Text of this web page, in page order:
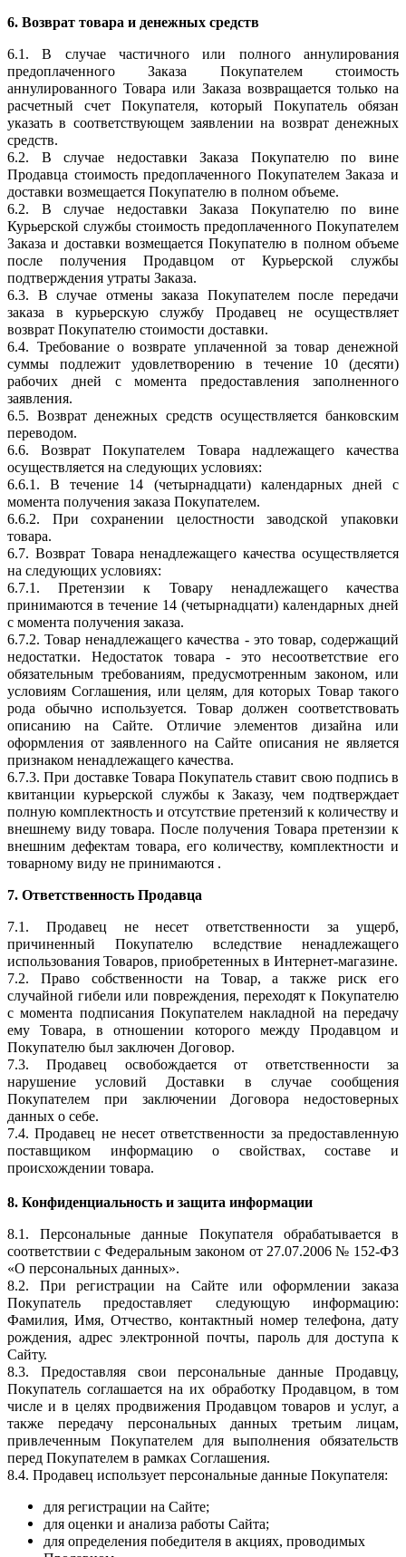
6. Возврат товара и денежных средств
6.1. В случае частичного или полного аннулирования
предоплаченного Заказа Покупателем стоимость
аннулированного Товара или Заказа возвращается только на
расчетный счет Покупателя, который Покупатель обязан
указать в соответствующем заявлении на возврат денежных
средств.
6.2. В случае недоставки Заказа Покупателю по вине
Продавца стоимость предоплаченного Покупателем Заказа и
доставки возмещается Покупателю в полном объеме.
6.2. В случае недоставки Заказа Покупателю по вине
Курьерской службы стоимость предоплаченного Покупателем
Заказа и доставки возмещается Покупателю в полном объеме
после получения Продавцом от Курьерской службы
подтверждения утраты Заказа.
6.3. В случае отмены заказа Покупателем после передачи
заказа в курьерскую службу Продавец не осуществляет
возврат Покупателю стоимости доставки.
6.4. Требование о возврате уплаченной за товар денежной
суммы подлежит удовлетворению в течение 10 (десяти)
рабочих дней с момента предоставления заполненного
заявления.
6.5. Возврат денежных средств осуществляется банковским
переводом.
6.6. Возврат Покупателем Товара надлежащего качества
осуществляется на следующих условиях:
6.6.1. В течение 14 (четырнадцати) календарных дней с
момента получения заказа Покупателем.
6.6.2. При сохранении целостности заводской упаковки
товара.
6.7. Возврат Товара ненадлежащего качества осуществляется
на следующих условиях:
6.7.1. Претензии к Товару ненадлежащего качества
принимаются в течение 14 (четырнадцати) календарных дней
с момента получения заказа.
6.7.2. Товар ненадлежащего качества - это товар, содержащий
недостатки. Недостаток товара - это несоответствие его
обязательным требованиям, предусмотренным законом, или
условиям Соглашения, или целям, для которых Товар такого
рода обычно используется. Товар должен соответствовать
описанию на Сайте. Отличие элементов дизайна или
оформления от заявленного на Сайте описания не является
признаком ненадлежащего качества.
6.7.3. При доставке Товара Покупатель ставит свою подпись в
квитанции курьерской службы к Заказу, чем подтверждает
полную комплектность и отсутствие претензий к количеству и
внешнему виду товара. После получения Товара претензии к
внешним дефектам товара, его количеству, комплектности и
товарному виду не принимаются .
7. Ответственность Продавца
7.1. Продавец не несет ответственности за ущерб,
причиненный Покупателю вследствие ненадлежащего
использования Товаров, приобретенных в Интернет-магазине.
7.2. Право собственности на Товар, а также риск его
случайной гибели или повреждения, переходят к Покупателю
с момента подписания Покупателем накладной на передачу
ему Товара, в отношении которого между Продавцом и
Покупателю был заключен Договор.
7.3. Продавец освобождается от ответственности за
нарушение условий Доставки в случае сообщения
Покупателем при заключении Договора недостоверных
данных о себе.
7.4. Продавец не несет ответственности за предоставленную
поставщиком информацию о свойствах, составе и
происхождении товара.
8. Конфиденциальность и защита информации
8.1. Персональные данные Покупателя обрабатывается в
соответствии с Федеральным законом от 27.07.2006 № 152-ФЗ
«О персональных данных».
8.2. При регистрации на Сайте или оформлении заказа
Покупатель предоставляет следующую информацию:
Фамилия, Имя, Отчество, контактный номер телефона, дату
рождения, адрес электронной почты, пароль для доступа к
Сайту.
8.3. Предоставляя свои персональные данные Продавцу,
Покупатель соглашается на их обработку Продавцом, в том
числе и в целях продвижения Продавцом товаров и услуг, а
также передачу персональных данных третьим лицам,
привлеченным Покупателем для выполнения обязательств
перед Покупателем в рамках Соглашения.
8.4. Продавец использует персональные данные Покупателя:
для регистрации на Сайте;
для оценки и анализа работы Сайта;
для определения победителя в акциях, проводимых